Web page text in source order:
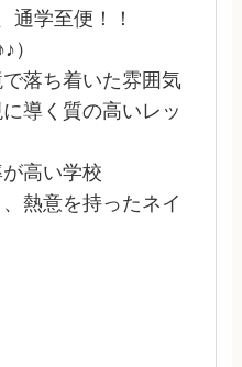
学至便！！
）
落ち着いた雰囲気
導く質の高いレッ
高い学校
熱意を持ったネイ